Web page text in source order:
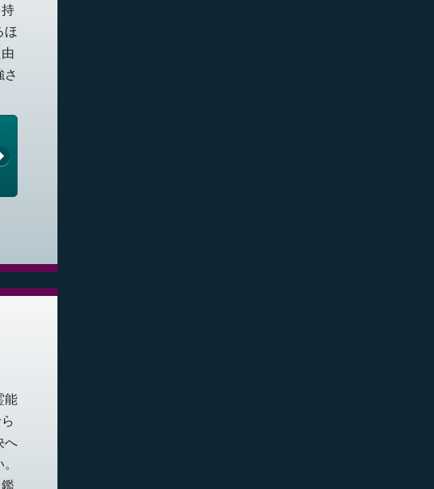
ほ
さ
能
へ